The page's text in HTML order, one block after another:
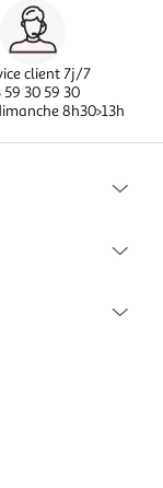
client 7j/7
59 30 59 30
8h30>13h